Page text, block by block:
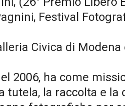
Festival
Civica di
2006, ha come
la raccolta e